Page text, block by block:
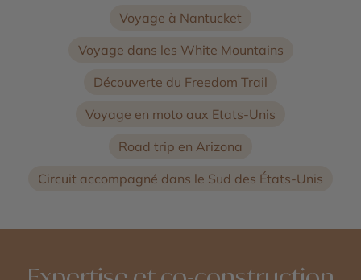
Voyage à Nantucket
Voyage dans les White Mountains
Découverte du Freedom Trail
Voyage en moto aux Etats-Unis
Road trip en Arizona
Circuit accompagné dans le Sud des États-Unis